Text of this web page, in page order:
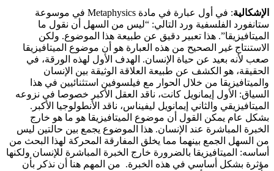
الإشكالية
: في أول عبارة في مادة Metaphysics في موسوعة
ستانفورد الفلسفية ورد التالي: “ليس من السهل أن نقول ما
الميتافيزيقا”. هذا تعبير دقيق عن طبيعة هذا الموضوع. ولكن
الاستنتاج غير الصحيح من هذه العبارة هو أن موضوع الميتافيزيقا
صعب لأنه بعيد عن حياة الإنسان. الهدف الأول لهذه الورقة، في
الحقيقة، هو الكشف عن طبيعة العلاقة الوثيقة بين الإنسان
والميتافيزيقا من خلال الحوار مع فيلسوفين استثنائيين في هذا
السياق: الأول إيمانويل كانت، ناقد العقل الأكبر خصوصا في نزوعه
الميتافيزيقي والثاني إيمانويل ليفيناس، ناقد الأنطولوجيا الأكبر.
بشكل عام يمكن القول أن موضوع الميتافيزيقا هو ما هو خارج
الخبرة المباشرة عند الإنسان. هذا الموضوع يجمع بين حالتين ليس
من السهل الجمع بينهما مما يخلق المفارقة المحركة لهذا البحث من
أساسه: الميتافيزيقا بالضرورة خارج الخبرة المباشرة للإنسان ولكنها
مؤثرة بشكل أساسي في هذه الخبرة. من المهم هنا أن نذكر بأن